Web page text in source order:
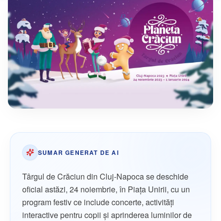
SUMAR GENERAT DE AI
Târgul de Crăciun din Cluj-Napoca se deschide
oficial astăzi, 24 noiembrie, în Piața Unirii, cu un
program festiv ce include concerte, activități
interactive pentru copii și aprinderea luminilor de